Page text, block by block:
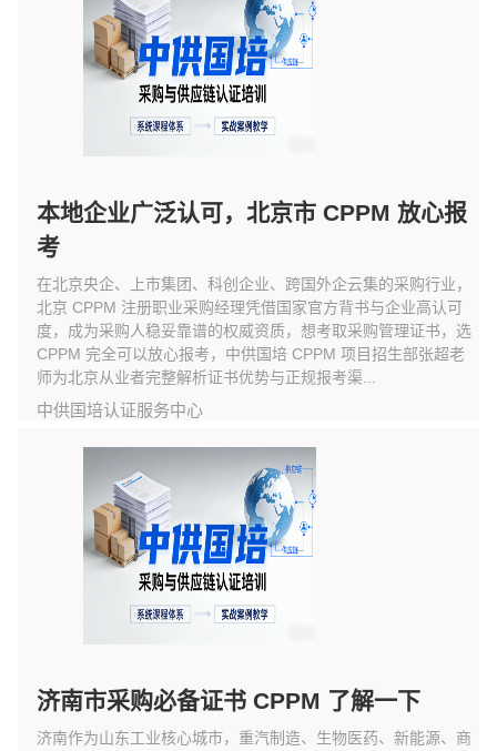
本地企业广泛认可，北京市 CPPM 放心报
考
在北京央企、上市集团、科创企业、跨国外企云集的采购行业，
北京 CPPM 注册职业采购经理凭借国家官方背书与企业高认可
度，成为采购人稳妥靠谱的权威资质，想考取采购管理证书，选
CPPM 完全可以放心报考，中供国培 CPPM 项目招生部张超老
师为北京从业者完整解析证书优势与正规报考渠...
中供国培认证服务中心
济南市采购必备证书 CPPM 了解一下
济南作为山东工业核心城市，重汽制造、生物医药、新能源、商